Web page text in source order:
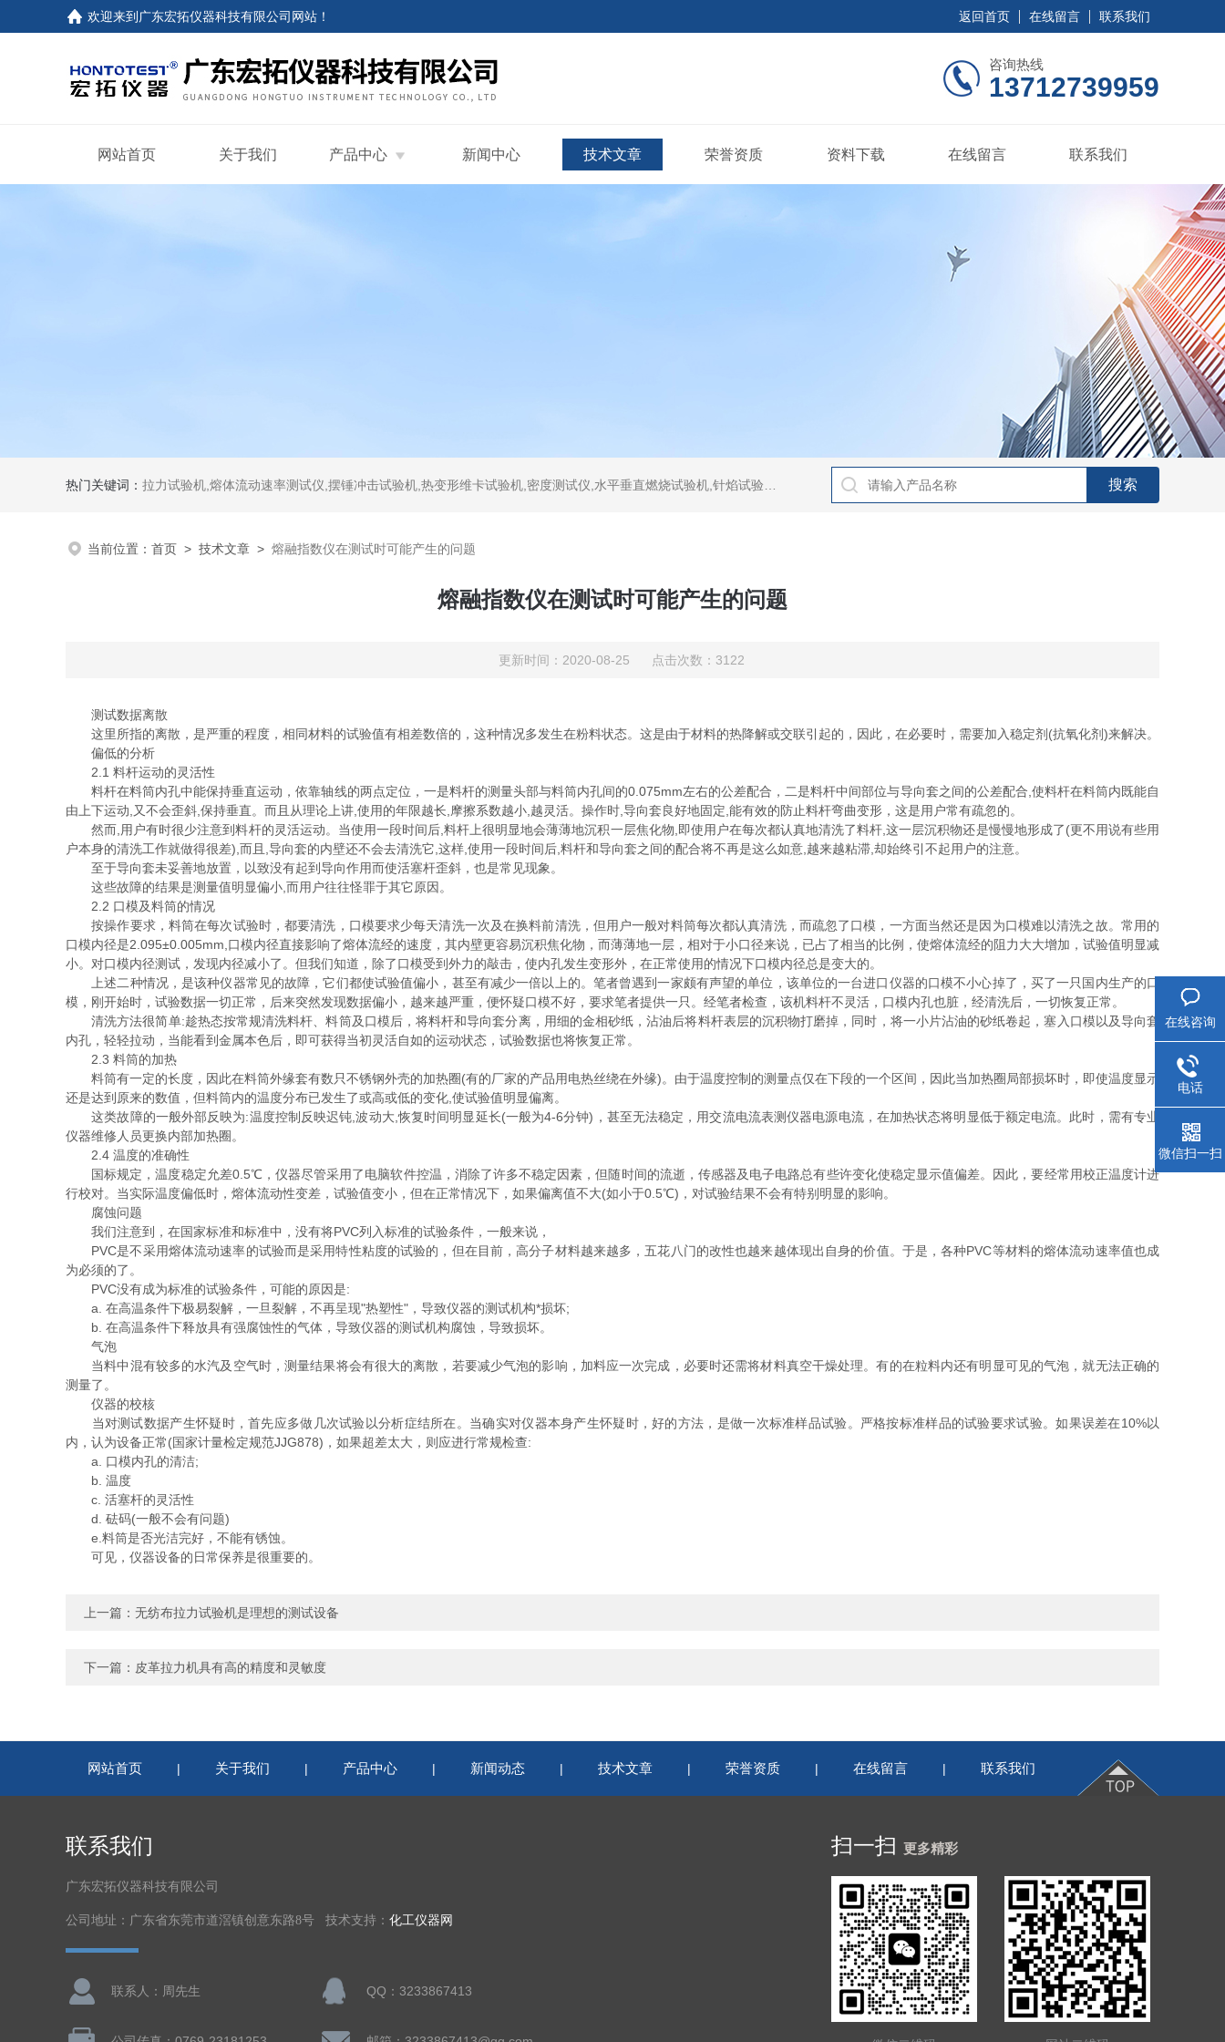
欢迎来到 广东宏拓仪器科技有限公司网站 ！ 返回首页 在线留言 联系我们
咨询热线
13712739959
网站首页 关于我们 产品中心 新闻中心 技术文章 荣誉资质 资料下载 在线留言 联系我们
热门关键词： 拉力试验机,熔体流动速率测试仪,摆锤冲击试验机,热变形维卡试验机,密度测试仪,水平垂直燃烧试验机,针焰试验机,恒温恒湿试验机,UV紫外线老化试验机,DSC差示扫描量热仪
当前位置： 首页 > 技术文章 > 熔融指数仪在测试时可能产生的问题
熔融指数仪在测试时可能产生的问题
更新时间：2020-08-25 点击次数：3122
测试数据离散
这里所指的离散，是严重的程度，相同材料的试验值有相差数倍的，这种情况多发生在粉料状态。这是由于材料的热降解或交联引起的，因此，在必要时，需要加入稳定剂(抗氧化剂)来解决。
偏低的分析
2.1 料杆运动的灵活性
料杆在料筒内孔中能保持垂直运动，依靠轴线的两点定位，一是料杆的测量头部与料筒内孔间的0.075mm左右的公差配合，二是料杆中间部位与导向套之间的公差配合,使料杆在料筒内既能自
由上下运动,又不会歪斜,保持垂直。而且从理论上讲,使用的年限越长,摩擦系数越小,越灵活。操作时,导向套良好地固定,能有效的防止料杆弯曲变形，这是用户常有疏忽的。
然而,用户有时很少注意到料杆的灵活运动。当使用一段时间后,料杆上很明显地会薄薄地沉积一层焦化物,即使用户在每次都认真地清洗了料杆,这一层沉积物还是慢慢地形成了(更不用说有些用
户本身的清洗工作就做得很差),而且,导向套的内壁还不会去清洗它,这样,使用一段时间后,料杆和导向套之间的配合将不再是这么如意,越来越粘滞,却始终引不起用户的注意。
至于导向套未妥善地放置，以致没有起到导向作用而使活塞杆歪斜，也是常见现象。
这些故障的结果是测量值明显偏小,而用户往往怪罪于其它原因。
2.2 口模及料筒的情况
按操作要求，料筒在每次试验时，都要清洗，口模要求少每天清洗一次及在换料前清洗，但用户一般对料筒每次都认真清洗，而疏忽了口模，一方面当然还是因为口模难以清洗之故。常用的
口模内径是2.095±0.005mm,口模内径直接影响了熔体流经的速度，其内壁更容易沉积焦化物，而薄薄地一层，相对于小口径来说，已占了相当的比例，使熔体流经的阻力大大增加，试验值明显减
小。对口模内径测试，发现内径减小了。但我们知道，除了口模受到外力的敲击，使内孔发生变形外，在正常使用的情况下口模内径总是变大的。
上述二种情况，是该种仪器常见的故障，它们都使试验值偏小，甚至有减少一倍以上的。笔者曾遇到一家颇有声望的单位，该单位的一台进口仪器的口模不小心掉了，买了一只国内生产的口
模，刚开始时，试验数据一切正常，后来突然发现数据偏小，越来越严重，便怀疑口模不好，要求笔者提供一只。经笔者检查，该机料杆不灵活，口模内孔也脏，经清洗后，一切恢复正常。
清洗方法很简单:趁热态按常规清洗料杆、料筒及口模后，将料杆和导向套分离，用细的金相砂纸，沾油后将料杆表层的沉积物打磨掉，同时，将一小片沾油的砂纸卷起，塞入口模以及导向套
内孔，轻轻拉动，当能看到金属本色后，即可获得当初灵活自如的运动状态，试验数据也将恢复正常。
2.3 料筒的加热
料筒有一定的长度，因此在料筒外缘套有数只不锈钢外壳的加热圈(有的厂家的产品用电热丝绕在外缘)。由于温度控制的测量点仅在下段的一个区间，因此当加热圈局部损坏时，即使温度显示
还是达到原来的数值，但料筒内的温度分布已发生了或高或低的变化,使试验值明显偏离。
这类故障的一般外部反映为:温度控制反映迟钝,波动大,恢复时间明显延长(一般为4-6分钟)，甚至无法稳定，用交流电流表测仪器电源电流，在加热状态将明显低于额定电流。此时，需有专业
仪器维修人员更换内部加热圈。
2.4 温度的准确性
国标规定，温度稳定允差0.5℃，仪器尽管采用了电脑软件控温，消除了许多不稳定因素，但随时间的流逝，传感器及电子电路总有些许变化使稳定显示值偏差。因此，要经常用校正温度计进
行校对。当实际温度偏低时，熔体流动性变差，试验值变小，但在正常情况下，如果偏离值不大(如小于0.5℃)，对试验结果不会有特别明显的影响。
腐蚀问题
我们注意到，在国家标准和标准中，没有将PVC列入标准的试验条件，一般来说，
PVC是不采用熔体流动速率的试验而是采用特性粘度的试验的，但在目前，高分子材料越来越多，五花八门的改性也越来越体现出自身的价值。于是，各种PVC等材料的熔体流动速率值也成
为必须的了。
PVC没有成为标准的试验条件，可能的原因是:
a. 在高温条件下极易裂解，一旦裂解，不再呈现"热塑性"，导致仪器的测试机构*损坏;
b. 在高温条件下释放具有强腐蚀性的气体，导致仪器的测试机构腐蚀，导致损坏。
气泡
当料中混有较多的水汽及空气时，测量结果将会有很大的离散，若要减少气泡的影响，加料应一次完成，必要时还需将材料真空干燥处理。有的在粒料内还有明显可见的气泡，就无法正确的
测量了。
仪器的校核
当对测试数据产生怀疑时，首先应多做几次试验以分析症结所在。当确实对仪器本身产生怀疑时，好的方法，是做一次标准样品试验。严格按标准样品的试验要求试验。如果误差在10%以
内，认为设备正常(国家计量检定规范JJG878)，如果超差太大，则应进行常规检查:
a. 口模内孔的清洁;
b. 温度
c. 活塞杆的灵活性
d. 砝码(一般不会有问题)
e.料筒是否光洁完好，不能有锈蚀。
可见，仪器设备的日常保养是很重要的。
上一篇： 无纺布拉力试验机是理想的测试设备
下一篇： 皮革拉力机具有高的精度和灵敏度
网站首页 | 关于我们 | 产品中心 | 新闻动态 | 技术文章 | 荣誉资质 | 在线留言 | 联系我们
联系我们
广东宏拓仪器科技有限公司
公司地址：广东省东莞市道滘镇创意东路8号 技术支持： 化工仪器网
联系人：周先生 QQ：3233867413
扫一扫 更多精彩
在线咨询
电话
微信扫一扫